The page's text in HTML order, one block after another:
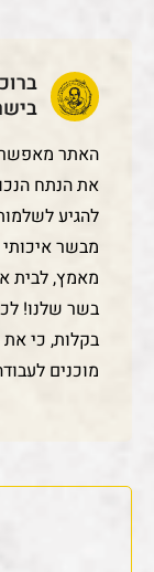
האתר מאפשר
את הנתח
להגיע
מבשר
מאמץ, לבית
בשר שלנו!
בקלות, כי את
מוכנים